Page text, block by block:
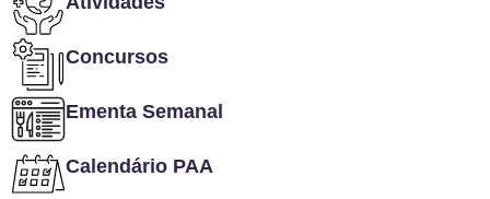
Concursos
Ementa Semanal
Calendário PAA